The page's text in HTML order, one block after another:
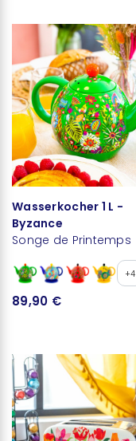
Wasserkocher 1 L -
Byzance
Songe de Printemps
+4
89,90 €